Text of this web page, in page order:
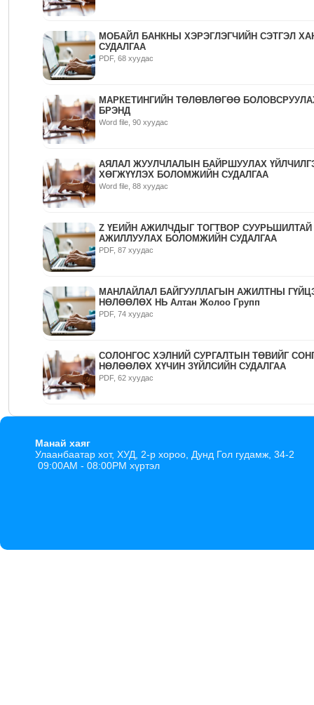
МОБАЙЛ БАНКНЫ ХЭРЭГЛЭГЧИЙН СЭТГЭЛ
СУДАЛГАА
PDF, 68 хуудас
МАРКЕТИНГИЙН ТӨЛӨВЛӨГӨӨ
БРЭНД
Word file, 90 хуудас
АЯЛАЛ ЖУУЛЧЛАЛЫН БАЙРШУУЛАХ
ХӨГЖҮҮЛЭХ БОЛОМЖИЙН СУДАЛГАА
Word file, 88 хуудас
Z ҮЕИЙН АЖИЛЧДЫГ ТОГТВОР СУУРЬШИЛТАЙ
АЖИЛЛУУЛАХ БОЛОМЖИЙН СУДАЛГАА
PDF, 87 хуудас
МАНЛАЙЛАЛ БАЙГУУЛЛАГЫН АЖИЛТНЫ
НӨЛӨӨЛӨХ НЬ Алтан Жолоо Групп
PDF, 74 хуудас
СОЛОНГОС ХЭЛНИЙ СУРГАЛТЫН ТӨВИЙГ
НӨЛӨӨЛӨХ ХҮЧИН ЗҮЙЛСИЙН СУДАЛГАА
PDF, 62 хуудас
Манай хаяг
Улаанбаатар хот, ХУД, 2-р хороо, Дунд Гол гудамж, 34-2
09:00AM - 08:00PM хүртэл